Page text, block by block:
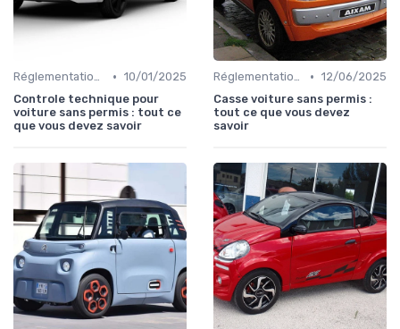
Réglementations sur les Véhicules sans Permis • 10/01/2025
Controle technique pour
voiture sans permis : tout ce
que vous devez savoir
Réglementations sur les Véhicules sans Permis • 12/06/2025
Casse voiture sans permis :
tout ce que vous devez
savoir